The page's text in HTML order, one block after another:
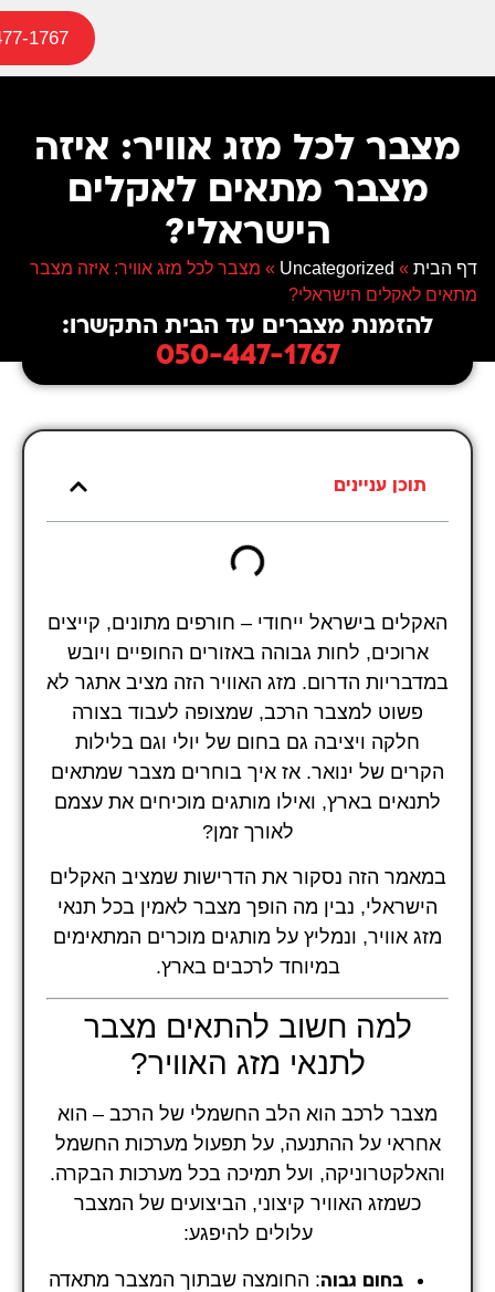
1767
מצבר לכל מזג אוויר: איזה
מצבר מתאים לאקלים
הישראלי?
דף הבית »
Uncategorized
» מצבר לכל מזג אוויר: איזה מצבר
מתאים לאקלים הישראלי?
להזמנת מצברים עד הבית התקשרו:
050-447-1767
תוכן עניינים
האקלים בישראל ייחודי – חורפים מתונים, קייצים
ארוכים, לחות גבוהה באזורים החופיים ויובש
במדבריות הדרום. מזג האוויר הזה מציב אתגר לא
פשוט למצבר הרכב, שמצופה לעבוד בצורה
חלקה ויציבה גם בחום של יולי וגם בלילות
הקרים של ינואר. אז איך בוחרים מצבר שמתאים
לתנאים בארץ, ואילו מותגים מוכיחים את עצמם
לאורך זמן?
במאמר הזה נסקור את הדרישות שמציב האקלים
הישראלי, נבין מה הופך מצבר לאמין בכל תנאי
מזג אוויר, ונמליץ על מותגים מוכרים המתאימים
במיוחד לרכבים בארץ.
למה חשוב להתאים מצבר
לתנאי מזג האוויר?
מצבר לרכב הוא הלב החשמלי של הרכב – הוא
אחראי על ההתנעה, על תפעול מערכות החשמל
והאלקטרוניקה, ועל תמיכה בכל מערכות הבקרה.
כשמזג האוויר קיצוני, הביצועים של המצבר
עלולים להיפגע:
בחום גבוה: החומצה שבתוך המצבר מתאדה